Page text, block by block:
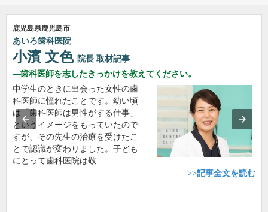
鹿児島県鹿児島市
あいろ歯科医院
小濱 文色 院長 取材記事
歯科医師を志したきっかけを教えてください。
中学生のときに出会った女性の歯
科医師に憧れたことです。幼い頃
は「歯科医師は男性がする仕事」
というイメージをもっていたので
すが、その先生の治療を受けたこ
とで認識が変わりました。子ども
にとって歯科医院は敬…
>>記事全文を読む